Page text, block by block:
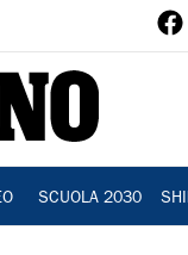
SCUOLA 2030